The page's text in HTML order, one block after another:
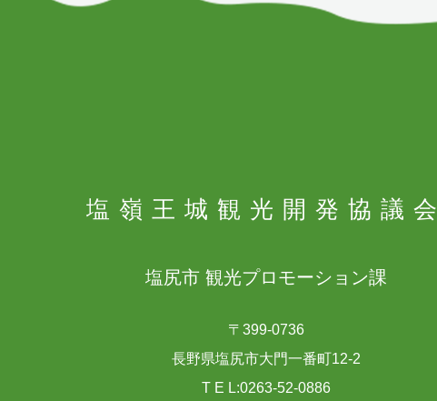
塩嶺王城 観光開発協議会
塩尻市 観光プロモーション課
〒399-0736
長野県塩尻市大門一番町12-2
T E L:0263-52-0886